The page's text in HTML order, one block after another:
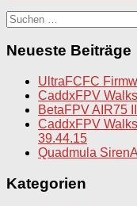
Suchen
nach:
Neueste Beiträge
UltraFCFC
CaddxFPV
BetaFPV AIR75
CaddxFPV
39.44.15
Quadmula
Kategorien